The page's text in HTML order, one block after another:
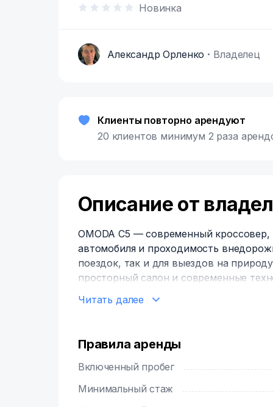
Новинка
А Александр Орленко Владелец
Клиенты повторно арендуют
20 клиентов минимум 2 раза
Описание от
OMODA C5 — современный кроссовер,
автомобиля и проходимость
поездок, так и для выездов на
просторный салон и современные
✅ Просторный салон с удобными
✅ Мультимедийная система с
✅ Климат-контроль для комфортного
Читать далее
Правила аренды
Включенный пробег
Минимальный стаж